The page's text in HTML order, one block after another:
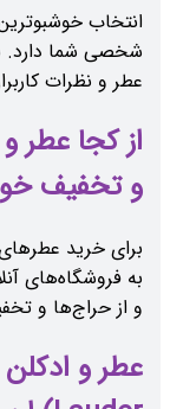
انتخاب
شخصی شما دارد.
عطر و نظرات
و تخفیف
برای خرید
به فروشگاه‌های
و از حراج‌ها و